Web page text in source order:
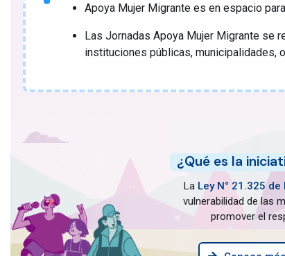
Apoya Mujer Migrante es en espacio
Las Jornadas Apoya Mujer Migrante se
instituciones públicas, municipalidades,
¿Qué es la
La Ley N° 21.325
vulnerabilidad de las
promover el